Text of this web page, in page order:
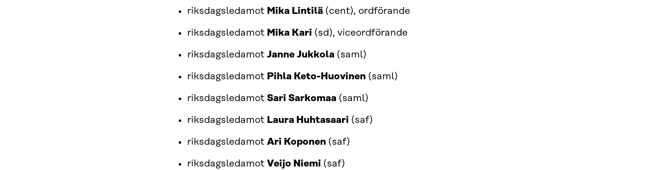
riksdagsledamot Mika Lintilä (cent), ordförande
riksdagsledamot Mika Kari (sd), viceordförande
riksdagsledamot Janne Jukkola (saml)
riksdagsledamot Pihla Keto-Huovinen (saml)
riksdagsledamot Sari Sarkomaa (saml)
riksdagsledamot Laura Huhtasaari (saf)
riksdagsledamot Ari Koponen (saf)
riksdagsledamot Veijo Niemi (saf)